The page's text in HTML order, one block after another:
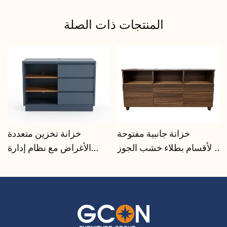
المنتجات ذات الصلة
خزانة تخزين متعددة
الأغراض مع نظام إدارة
خزانة جانبية مفتوحة
الأقسام بطلاء خشب الجوز |